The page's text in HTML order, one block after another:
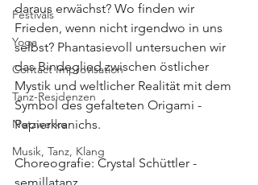
Festivals
Yoga
Contact Improvisation
Tanz-Residenzen
Netzwerke
Musik, Tanz, Klang
daraus erwächst? Wo finden wir
Frieden, wenn nicht irgendwo in uns
selbst? Phantasievoll untersuchen wir
das Bindeglied zwischen östlicher
Mystik und weltlicher Realität mit dem
Symbol des gefalteten Origami -
Papierkranichs.
Choreografie: Crystal Schüttler -